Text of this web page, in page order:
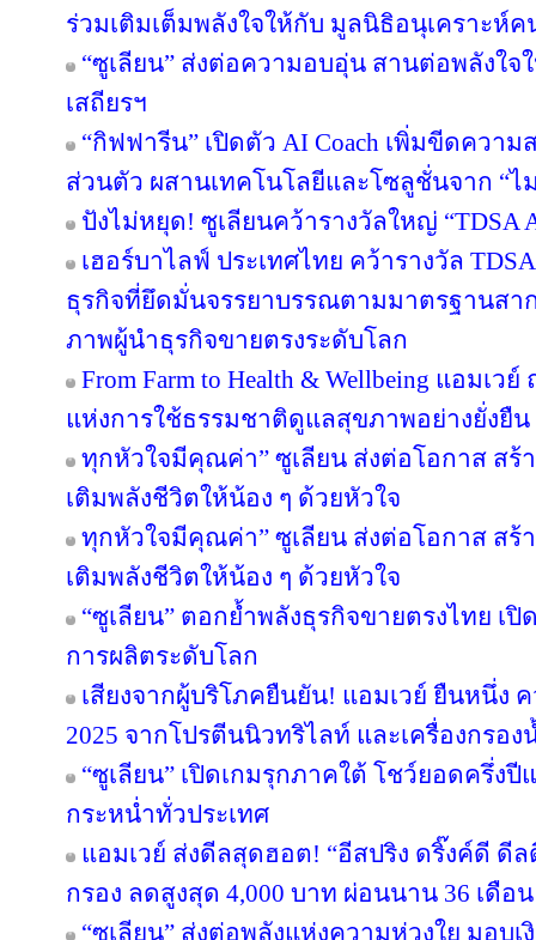
ร่วมเติมเต็มพลังใจให้กับ มูลนิธิอนุเคราะห์ค
“ซูเลียน” ส่งต่อความอบอุ่น สานต่อพลังใจใ
เสถียรฯ
“กิฟฟารีน” เปิดตัว AI Coach เพิ่มขีดควา
ส่วนตัว ผสานเทคโนโลยีและโซลูชั่นจาก “
ปังไม่หยุด! ซูเลียนคว้ารางวัลใหญ่ “TDSA
เฮอร์บาไลฟ์ ประเทศไทย คว้ารางวัล
ธุรกิจที่ยึดมั่นจรรยาบรรณตามมาตรฐานสา
ภาพผู้นำธุรกิจขายตรงระดับโลก
From Farm to Health & Wellbeing แอมเ
แห่งการใช้ธรรมชาติดูแลสุขภาพอย่างยั่งยืน
ทุกหัวใจมีคุณค่า” ซูเลียน ส่งต่อโอกาส สร้
เติมพลังชีวิตให้น้อง ๆ ด้วยหัวใจ
ทุกหัวใจมีคุณค่า” ซูเลียน ส่งต่อโอกาส สร้
เติมพลังชีวิตให้น้อง ๆ ด้วยหัวใจ
“ซูเลียน” ตอกย้ำพลังธุรกิจขายตรงไทย เ
การผลิตระดับโลก
เสียงจากผู้บริโภคยืนยัน! แอมเวย์ ยืนหนึ่ง ค
2025 จากโปรตีนนิวทริไลท์ และเครื่องกรอง
“ซูเลียน” เปิดเกมรุกภาคใต้ โชว์ยอดครึ่ง
กระหน่ำทั่วประเทศ
แอมเวย์ ส่งดีลสุดฮอต! “อีสปริง ดริ๊งค์ดี ดี
กรอง ลดสูงสุด 4,000 บาท ผ่อนนาน 36 เดือน
“ซูเลียน” ส่งต่อพลังแห่งความห่วงใย มอ